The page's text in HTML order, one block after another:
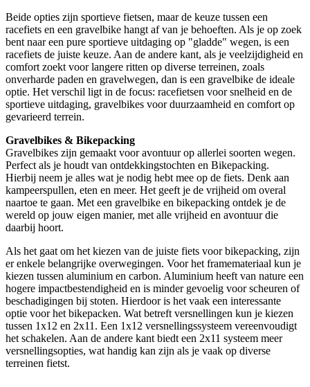
Beide opties zijn sportieve fietsen, maar de keuze tussen een
racefiets en een gravelbike hangt af van je behoeften. Als je op zoek
bent naar een pure sportieve uitdaging op "gladde" wegen, is een
racefiets de juiste keuze. Aan de andere kant, als je veelzijdigheid en
comfort zoekt voor langere ritten op diverse terreinen, zoals
onverharde paden en gravelwegen, dan is een gravelbike de ideale
optie. Het verschil ligt in de focus: racefietsen voor snelheid en de
sportieve uitdaging, gravelbikes voor duurzaamheid en comfort op
gevarieerd terrein.
Gravelbikes & Bikepacking
Gravelbikes zijn gemaakt voor avontuur op allerlei soorten wegen.
Perfect als je houdt van ontdekkingstochten en Bikepacking.
Hierbij neem je alles wat je nodig hebt mee op de fiets. Denk aan
kampeerspullen, eten en meer. Het geeft je de vrijheid om overal
naartoe te gaan. Met een gravelbike en bikepacking ontdek je de
wereld op jouw eigen manier, met alle vrijheid en avontuur die
daarbij hoort.
Als het gaat om het kiezen van de juiste fiets voor bikepacking, zijn
er enkele belangrijke overwegingen. Voor het framemateriaal kun je
kiezen tussen aluminium en carbon. Aluminium heeft van nature een
hogere impactbestendigheid en is minder gevoelig voor scheuren of
beschadigingen bij stoten. Hierdoor is het vaak een interessante
optie voor het bikepacken. Wat betreft versnellingen kun je kiezen
tussen 1x12 en 2x11. Een 1x12 versnellingssysteem vereenvoudigt
het schakelen. Aan de andere kant biedt een 2x11 systeem meer
versnellingsopties, wat handig kan zijn als je vaak op diverse
terreinen fietst.